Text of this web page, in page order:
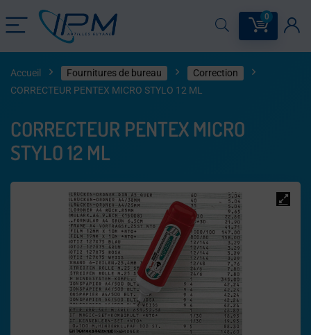
0
Accueil Fournitures de bureau
Correction
CORRECTEUR PENTEX MICRO STYLO 12 ML
CORRECTEUR PENTEX MICRO
STYLO 12 ML